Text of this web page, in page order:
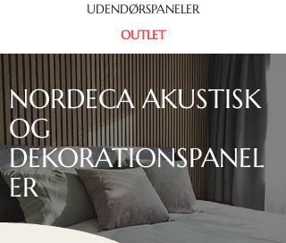
UDENDØRSPANELER
OUTLET
NORDECA AKUSTISK
OG
DEKORATIONSPANEL
ER